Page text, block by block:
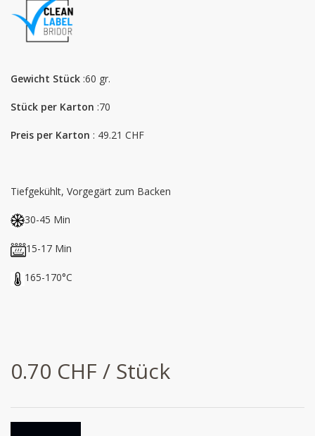
Gewicht Stück :60 gr.
Stück per Karton :70
Preis per Karton : 49.21 CHF
Tiefgekühlt, Vorgegärt zum Backen
30-45 Min
15-17 Min
165-170°C
0.70 CHF / Stück